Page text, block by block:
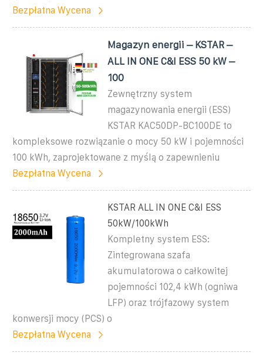
Bezpłatna Wycena
Magazyn energii – KSTAR –
ALL IN ONE C&I ESS 50 kW –
100
Zewnętrzny system
magazynowania energii (ESS)
KSTAR KAC50DP-BC100DE to
kompleksowe rozwiązanie o mocy 50 kW i pojemności
100 kWh, zaprojektowane z myślą o zapewnieniu
Bezpłatna Wycena
KSTAR ALL IN ONE C&I ESS
50kW/100kWh
Kompletny system ESS:
Zintegrowana szafa
akumulatorowa o całkowitej
pojemności 102,4 kWh (ogniwa
LFP) oraz trójfazowy system
konwersji mocy (PCS) o
Bezpłatna Wycena